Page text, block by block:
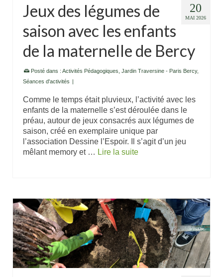
20
MAI 2026
Jeux des légumes de
saison avec les enfants
de la maternelle de Bercy
Posté dans : Activités Pédagogiques Jardin Traversine - Paris Bercy,
Séances d'activités |
Comme le temps était pluvieux, l’activité avec les
enfants de la maternelle s’est déroulée dans le
préau, autour de jeux consacrés aux légumes de
saison, créé en exemplaire unique par
l’association Dessine l’Espoir. Il s’agit d’un jeu
mêlant memory et … Lire la suite